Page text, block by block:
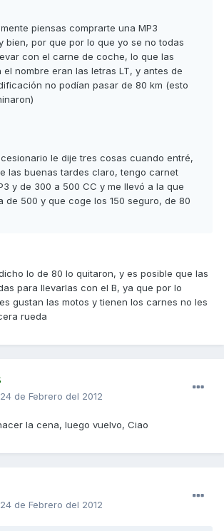
piensas comprarte una MP3
bien, por que por lo que yo se no todas
con el carne de coche, lo que las
el nombre eran las letras LT, y antes de
no podían pasar de 80 km (esto
le dije tres cosas cuando entré,
las buenas tardes claro, tengo carnet
y de 300 a 500 CC y me llevó a la que
de 500 y que coge los 150 seguro, de 80
lo de 80 lo quitaron, y es posible que las
para llevarlas con el B, ya que por lo
gustan las motos y tienen los carnes no les
rueda
24 de Febrero del 2012
la cena, luego vuelvo, Ciao
24 de Febrero del 2012